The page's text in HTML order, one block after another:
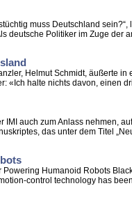
muss Deutschland
deutsche Politiker im Zuge der
Helmut Schmidt, äußerte in
«Ich halte nichts davon, einen
auch zum Anlass nehmen,
das unter dem Titel
Powering Humanoid Robots
control technology has